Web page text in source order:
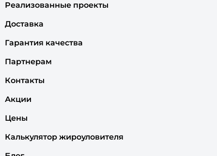
Реализованные проекты
Доставка
Гарантия качества
Партнерам
Контакты
Акции
Цены
Калькулятор жироуловителя